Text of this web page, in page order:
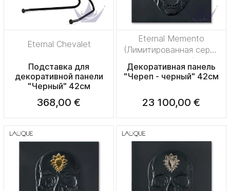
Eternal Chevalet
Подставка для
декоративной панели
"Черный" 42см
368,00 €
Eternal Memento
(Лимитированная серия
на 50 пред.)
Декоративная панель
"Череп - черный" 42см
23 100,00 €